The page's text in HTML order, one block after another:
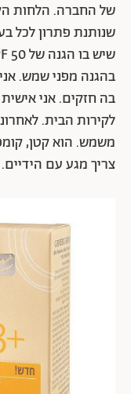
שנותנת פתרון לכל
בהגנה מפני שמש.
בה חזקים. אני
לקירות הבית.
משמש. הוא קטן,
צריך מגע עם